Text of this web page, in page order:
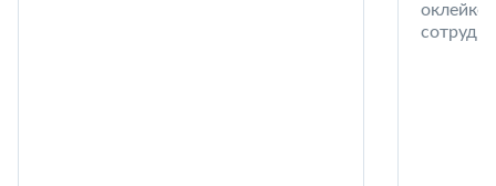
оклейке